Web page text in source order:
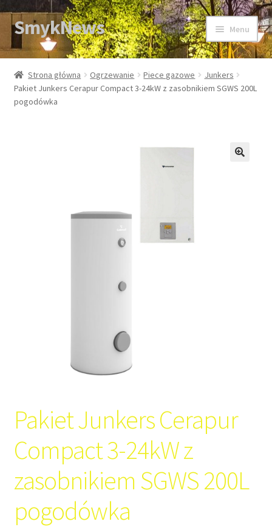
Przejdź
do
nawigacji
Przejdź
do
treści
SmykNews Menu
Strona główna
Strona główna Ogrzewanie Piece gazowe
Junkers
Pakiet Junkers Cerapur Compact 3-24kW z zasobnikiem SGWS 200L
pogodówka
Pakiet Junkers Cerapur
Compact 3-24kW z
zasobnikiem SGWS 200L
pogodówka